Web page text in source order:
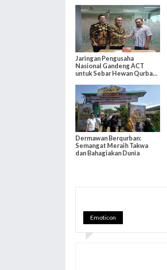
Jaringan Pengusaha
Nasional Gandeng ACT
untuk Sebar Hewan Qurban
Dermawan Berqurban:
Semangat Meraih Takwa
dan Bahagiakan Dunia
Emoticon